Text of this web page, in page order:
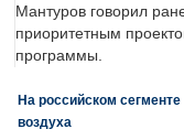
Мантуров говорил
приоритетным
программы.
На российском
воздуха